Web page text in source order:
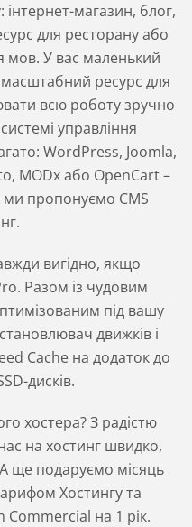
інтернет-магазин, блог,
для ресторану або
мов. У вас маленький
ресурс для
всю роботу зручно
управління
WordPress, Joomla,
MODx або OpenCart –
ми пропонуємо CMS
вигідно, якщо
Разом із чудовим
під вашу
движків і
Cache на додаток до
дисків.
хостера? З радістю
на хостинг швидко,
ще подаруємо місяць
Хостингу та
Commercial на 1 рік.